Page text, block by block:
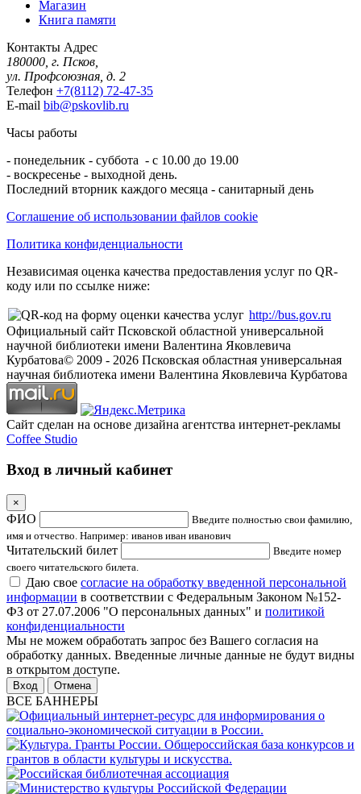
Магазин
Книга памяти
Контакты Адрес
180000, г. Псков,
ул. Профсоюзная, д. 2
Телефон +7(8112) 72-47-35
E-mail bib@pskovlib.ru
Часы работы
- понедельник - суббота - с 10.00 до 19.00
- воскресенье - выходной день.
Последний вторник каждого месяца - санитарный день
Соглашение об использовании файлов cookie
Политика конфиденциальности
Независимая оценка качества предоставления услуг по QR-
коду или по ссылке ниже:
http://bus.gov.ru
Официальный сайт Псковской областной универсальной
научной библиотеки имени Валентина Яковлевича
Курбатова© 2009 - 2026 Псковская областная универсальная
научная библиотека имени Валентина Яковлевича Курбатова
Сайт сделан на основе дизайна агентства интернет-рекламы
Coffee Studio
Вход в личный кабинет
×
ФИО
Введите полностью свои фамилию,
имя и отчество. Например: иванов иван иванович
Читательский билет
Введите номер
своего читательского билета.
Даю свое согласие на обработку введенной персональной
информации в соответствии с Федеральным Законом №152-
ФЗ от 27.07.2006 "О персональных данных" и политикой
конфиденциальности
Мы не можем обработать запрос без Вашего согласия на
обработку данных. Введенные личные данные не будут видны
в открытом доступе.
Отмена
ВСЕ БАННЕРЫ